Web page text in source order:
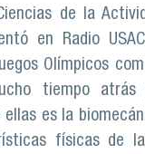
de la
en Radio
Olímpicos
tiempo atrás
ellas es la
físicas de